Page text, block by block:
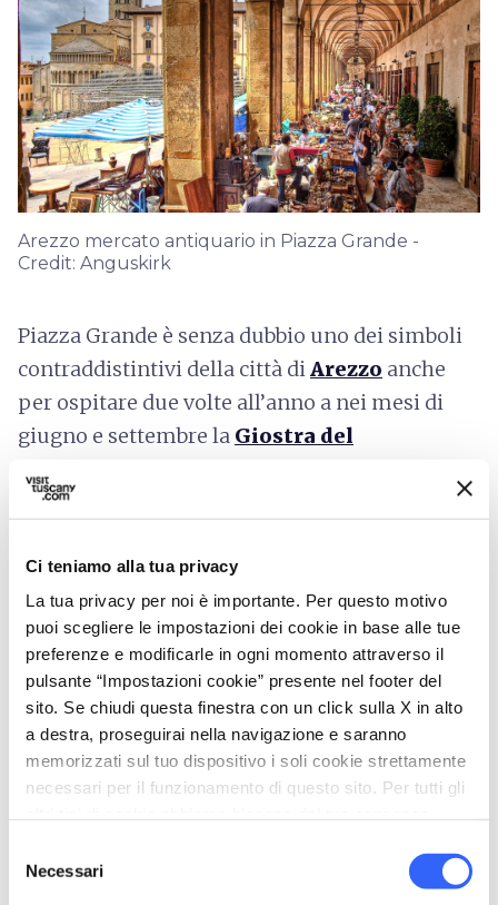
Ci teniamo alla tua privacy
La tua privacy per noi è importante. Per questo motivo
puoi scegliere le impostazioni dei cookie in base alle tue
preferenze e modificarle in ogni momento attraverso il
pulsante “Impostazioni cookie” presente nel footer del
sito. Se chiudi questa finestra con un click sulla X in alto
a destra, proseguirai nella navigazione e saranno
memorizzati sul tuo dispositivo i soli cookie strettamente
necessari per il funzionamento di questo sito. Per tutti gli
delNecessari
Arezzo mercato antiquario in Piazza Grande -
Credit: Anguskirk
Piazza Grande è senza dubbio uno dei simboli
contraddistintivi della città diArezzo anche
per ospitare due volte all’anno a nei mesi di
giugno e settembre la Giostra del
rievoca l’antica competizione cavalleresca del
contendono a cavallo per vincere
l'ambitaLancia d’Oro.
Inoltreogni primo week-end del mese, il
sabato e la domenica, in Piazza e per le vie della
città va in scena la grandeFiera Antiquaria,
una delle più importanti in Italia che si svolge
sin dal 1968.